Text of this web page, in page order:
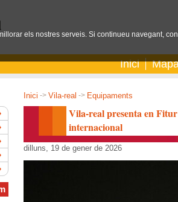
Inici
Inici -> Vila-real -> Equipaments
Vila-real presenta en
internacional
dilluns, 19 de gener de 2026
els nostres serveis. Si continueu navegant,